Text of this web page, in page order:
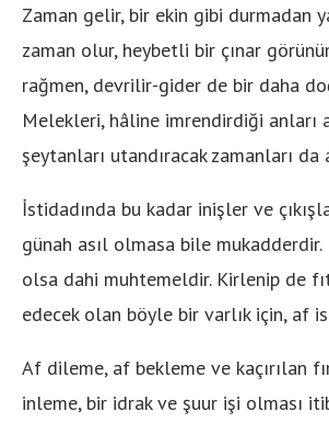
Zaman gelir, bir ekin gibi durmadan
zaman olur, heybetli bir çınar
rağmen, devrilir-gider de bir daha
Melekleri, hâline imrendirdiği anları
şeytanları utandıracak zamanları
İstidadında bu kadar inişler ve
günah asıl olmasa bile mukadderdir.
olsa dahi muhtemeldir. Kirlenip de
edecek olan böyle bir varlık için, af
Af dileme, af bekleme ve kaçırılan
inleme, bir idrak ve şuur işi olması